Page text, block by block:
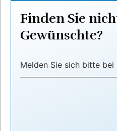
Finden Sie
Gewünschte?
Melden Sie sich bitte